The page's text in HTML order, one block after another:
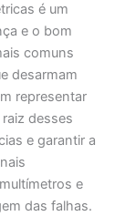
é um
e o bom
comuns
desarmam
representar
desses
e garantir a
e
das falhas.